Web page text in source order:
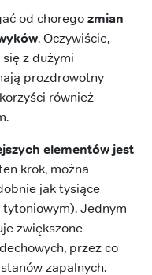
od choregozmian
. Oczywiście,
z dużymi
prozdrowotny
również
elementów jest
krok, można
jak tysiące
Jednym
zwiększone
przez co
zapalnych.